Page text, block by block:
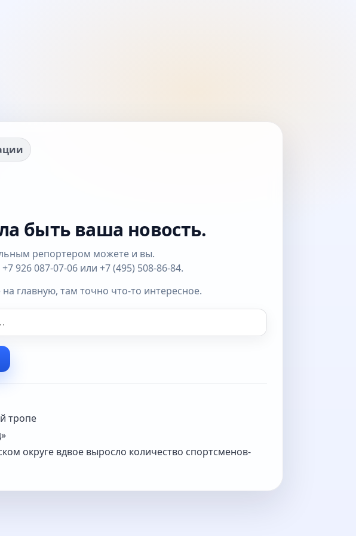
быть ваша новость.
репортером можете и вы.
926 087-07-06 или +7 (495) 508-86-84.
главную, там точно что-то интересное.
тропе
округе вдвое выросло количество спортсменов-